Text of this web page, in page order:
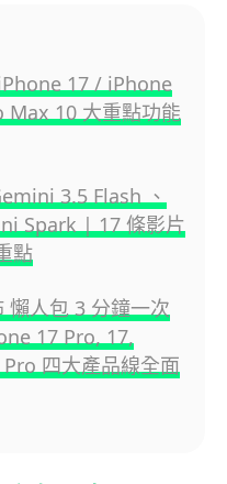
17 / iPhone
10 大重點功能
3.5 Flash 、
Spark | 17 條影片
點
懶人包 3 分鐘一次
17 Pro, 17,
四大產品線全面